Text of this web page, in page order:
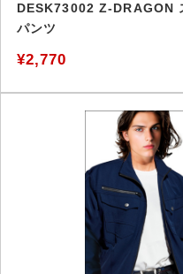
DESK73002 Z-DRAGON
パンツ
¥2,770